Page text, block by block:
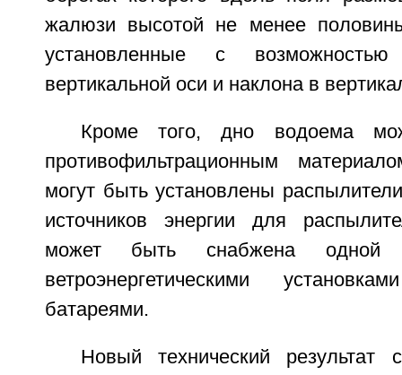
жалюзи высотой не менее
установленные с
вертикальной оси и наклона в
Кроме того, дно водоема
противофильтрационным
могут быть установлены
источников энергии для
может быть снабжена одной
ветроэнергетическими
батареями.
Новый технический результат